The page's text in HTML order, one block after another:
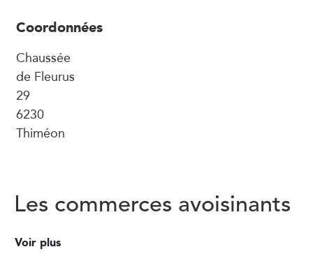
Coordonnées
Chaussée
de Fleurus
29
6230
Thiméon
Les commerces avoisinants
Voir plus